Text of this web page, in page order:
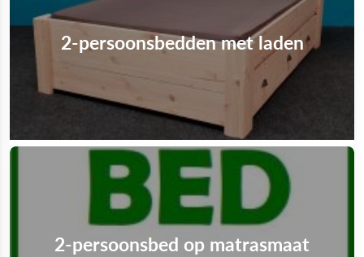
2-persoonsbedden met laden
2-persoonsbed op matrasmaat